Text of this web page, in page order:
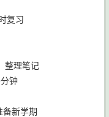
复习
整理笔记
钟
新学期